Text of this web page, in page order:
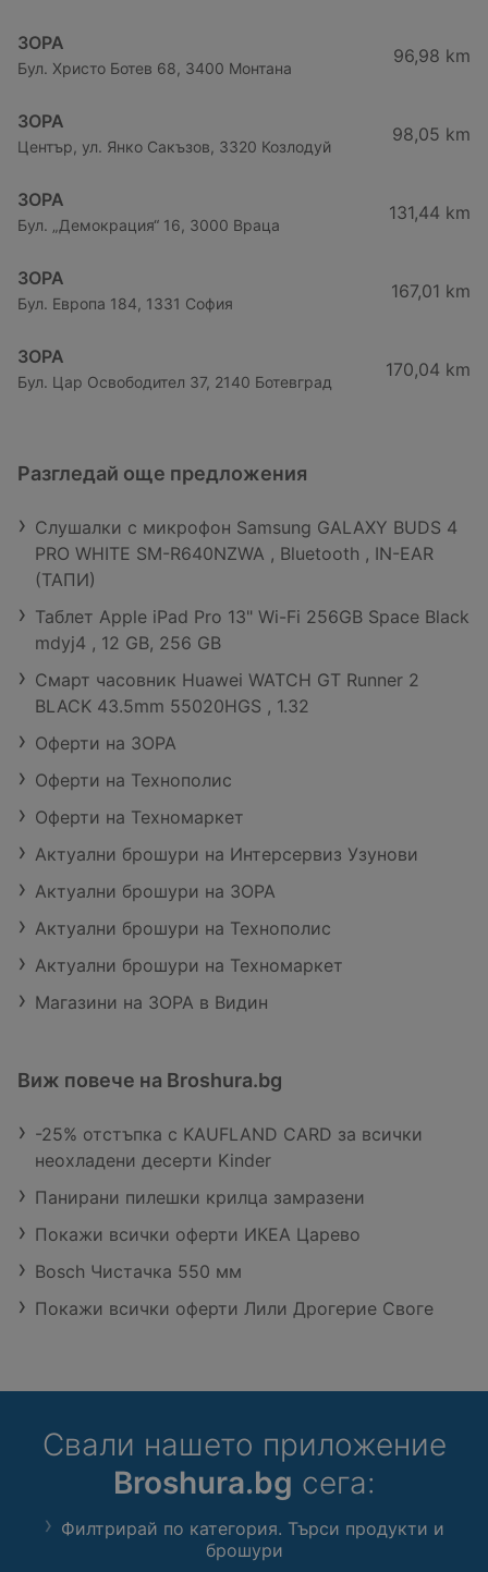
ЗОРА
Бул. Христо Ботев 68, 3400 Монтана
96,98 km
ЗОРА
Център, ул. Янко Сакъзов, 3320 Козлодуй
98,05 km
ЗОРА
Бул. „Демокрация“ 16, 3000 Враца
131,44 km
ЗОРА
Бул. Европа 184, 1331 София
167,01 km
ЗОРА
Бул. Цар Освободител 37, 2140 Ботевград
170,04 km
Разгледай още предложения
Слушалки с микрофон Samsung GALAXY BUDS 4
PRO WHITE SM-R640NZWA , Bluetooth , IN-EAR
(ТАПИ)
Таблет Apple iPad Pro 13" Wi-Fi 256GB Space Black
mdyj4 , 12 GB, 256 GB
Смарт часовник Huawei WATCH GT Runner 2
BLACK 43.5mm 55020HGS , 1.32
Оферти на ЗОРА
Оферти на Технополис
Оферти на Техномаркет
Актуални брошури на Интерсервиз Узунови
Актуални брошури на ЗОРА
Актуални брошури на Технополис
Актуални брошури на Техномаркет
Магазини на ЗОРА в Видин
Виж повече на Broshura.bg
-25% отстъпка с KAUFLAND CARD за всички
неохладени десерти Kinder
Панирани пилешки крилца замразени
Покажи всички оферти ИКЕА Царево
Bosch Чистачка 550 мм
Покажи всички оферти Лили Дрогерие Своге
Свали нашето приложение
Broshura.bg сега:
Филтрирай по категория. Търси продукти и
брошури